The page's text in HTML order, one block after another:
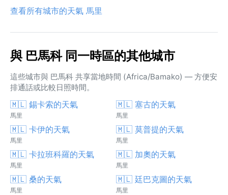
查看所有城市的天氣 馬里
與 巴馬科 同一時區的其他城市
這些城市與 巴馬科 共享當地時間 (Africa/Bamako) — 方便安
排通話或比較日照時間。
🇲🇱 錫卡索的天氣
馬里
🇲🇱 塞古的天氣
馬里
🇲🇱 卡伊的天氣
馬里
🇲🇱 莫普提的天氣
馬里
🇲🇱 卡拉班科羅的天氣
馬里
🇲🇱 加奧的天氣
馬里
🇲🇱 桑的天氣
馬里
🇲🇱 廷巴克圖的天氣
馬里